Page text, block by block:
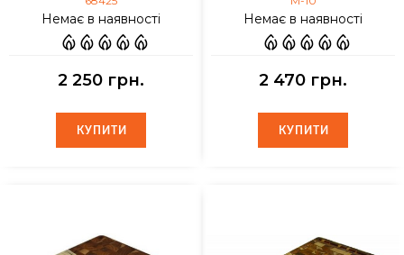
Немає в наявності
2 250 грн.
КУПИТИ
КУПИТИ
Немає в наявності
2 470 грн.
КУПИТИ
КУПИТИ